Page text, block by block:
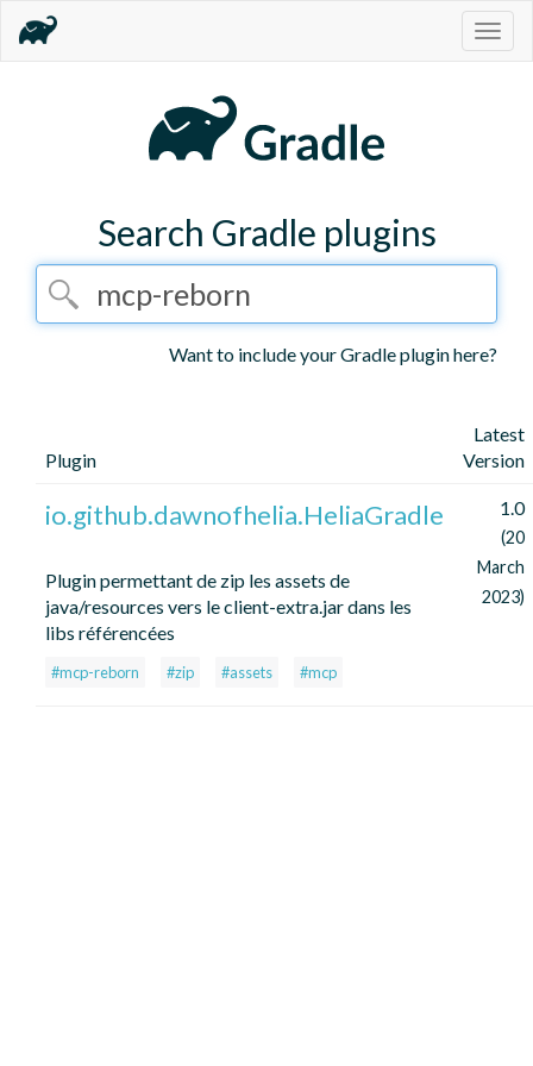
Search Gradle plugins
Want to include your Gradle plugin here?
Plugin
Latest
Version
io.github.dawnofhelia.HeliaGradle
Plugin permettant de zip les assets de
java/resources vers le client-extra.jar dans les
libs référencées
#mcp-reborn #zip #assets #mcp
1.0
(20
March
2023)